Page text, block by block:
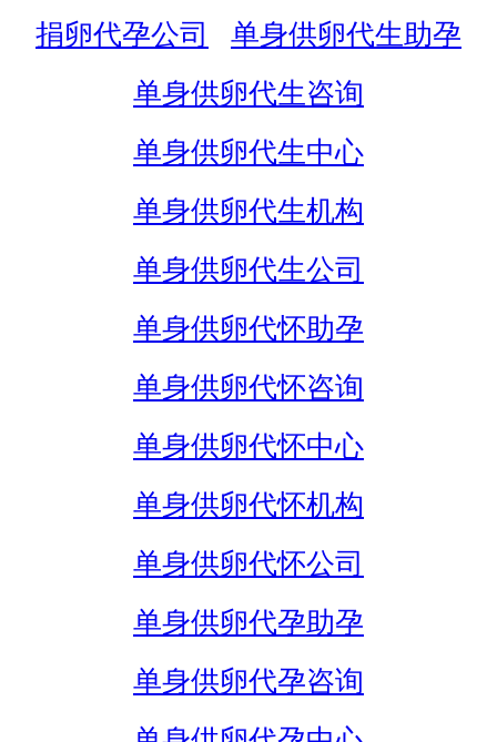
捐卵代孕公司
单身供卵代生助孕
单身供卵代生咨询
单身供卵代生中心
单身供卵代生机构
单身供卵代生公司
单身供卵代怀助孕
单身供卵代怀咨询
单身供卵代怀中心
单身供卵代怀机构
单身供卵代怀公司
单身供卵代孕助孕
单身供卵代孕咨询